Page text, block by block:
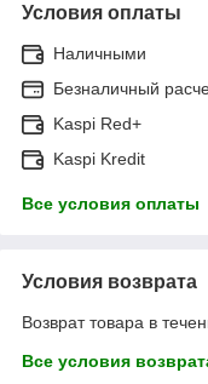
Условия оплаты
Наличными
Безналичный
Kaspi Red+
Kaspi Kredit
Все условия оплаты
Условия возврата
Возврат товара в
Все условия